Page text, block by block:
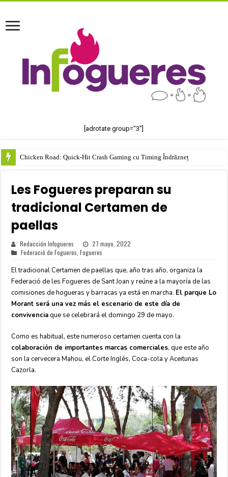
[adrotate group="3"]
Chicken Road: Quick‑Hit Crash Gaming cu Timing Îndrăzneț
Les Fogueres preparan su
tradicional Certamen de
paellas
Redacción Infogueres
27 mayo, 2022
Federació de Fogueres ,Fogueres
El tradicional Certamen de paellas que, año tras año, organiza la
Federació de les Fogueres de Sant Joan y reúne a la mayoría de las
comisiones de hogueras y barracas ya está en marcha. El parque Lo
Morant será una vez más el escenario de este día de
convivenciaque se celebrará el domingo 29 de mayo.
Como es habitual, este numeroso certamen cuenta con la
colaboración de importantes marcas comerciales, que este año
son la cervecera Mahou, el Corte Inglés, Coca-cola y Aceitunas
Cazorla.